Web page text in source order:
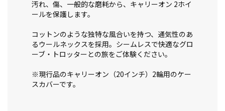
汚れ、傷、一般的な磨耗から、キャリーオン 2ホイ
ールを保護します。
コットンのような独特な風合いを持つ、通気性のあ
るウールネックスを採用。シームレスで快適なグロ
ーブ・トロッターとの旅をご体験ください。
※現行品のキャリーオン（20インチ）2輪用のケー
スカバーです。